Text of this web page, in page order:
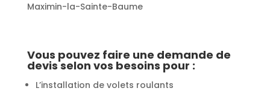
Maximin-la-Sainte-Baume
Vous pouvez faire une demande de
devis selon vos besoins pour :
L’installation de volets roulants